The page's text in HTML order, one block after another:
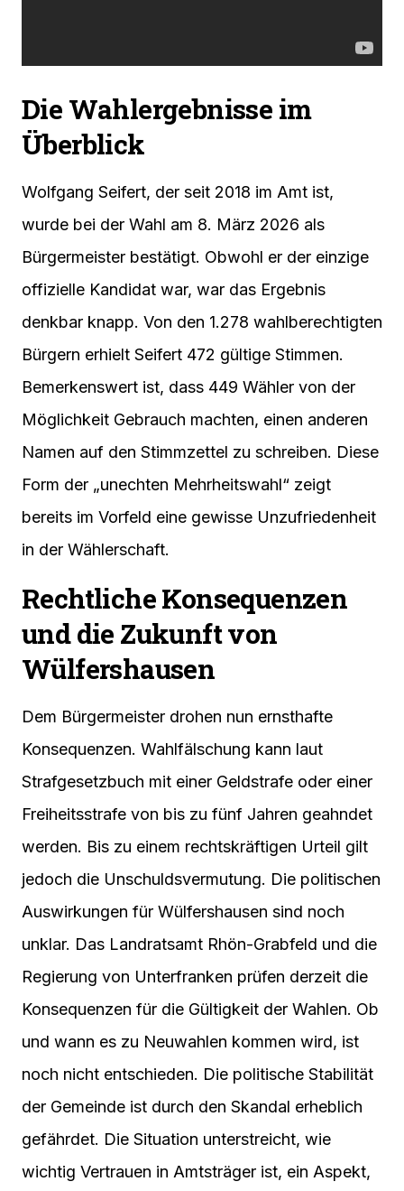
Die Wahlergebnisse im
Überblick
Wolfgang Seifert, der seit 2018 im Amt ist,
wurde bei der Wahl am 8. März 2026 als
Bürgermeister bestätigt. Obwohl er der einzige
offizielle Kandidat war, war das Ergebnis
denkbar knapp. Von den 1.278 wahlberechtigten
Bürgern erhielt Seifert 472 gültige Stimmen.
Bemerkenswert ist, dass 449 Wähler von der
Möglichkeit Gebrauch machten, einen anderen
Namen auf den Stimmzettel zu schreiben. Diese
Form der „unechten Mehrheitswahl“ zeigt
bereits im Vorfeld eine gewisse Unzufriedenheit
in der Wählerschaft.
Rechtliche Konsequenzen
und die Zukunft von
Wülfershausen
Dem Bürgermeister drohen nun ernsthafte
Konsequenzen. Wahlfälschung kann laut
Strafgesetzbuch mit einer Geldstrafe oder einer
Freiheitsstrafe von bis zu fünf Jahren geahndet
werden. Bis zu einem rechtskräftigen Urteil gilt
jedoch die Unschuldsvermutung. Die politischen
Auswirkungen für Wülfershausen sind noch
unklar. Das Landratsamt Rhön-Grabfeld und die
Regierung von Unterfranken prüfen derzeit die
Konsequenzen für die Gültigkeit der Wahlen. Ob
und wann es zu Neuwahlen kommen wird, ist
noch nicht entschieden. Die politische Stabilität
der Gemeinde ist durch den Skandal erheblich
gefährdet. Die Situation unterstreicht, wie
wichtig Vertrauen in Amtsträger ist, ein Aspekt,